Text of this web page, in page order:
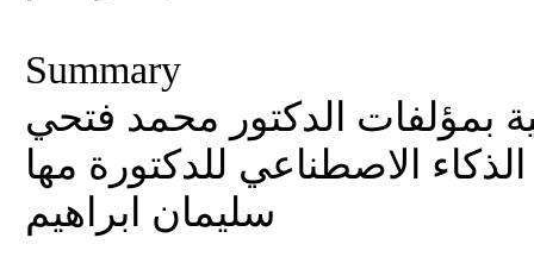
Summary
بمؤلفات الدكتور محمد فتحي
الاصطناعي للدكتورة مها
سليمان ابراهيم